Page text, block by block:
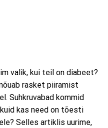
valik, kui teil on diabeet?
rasket piiramist
Suhkruvabad kommid
kas need on tõesti
Selles artiklis uurime,